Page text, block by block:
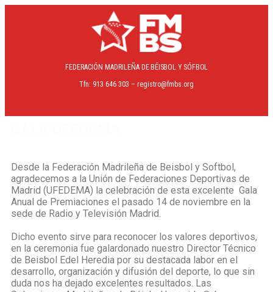
FEDERACIÓN MADRILEÑA DE BÉISBOL Y SÓFBOL
Tfn: 913 646 303 – registro@fmbs.org
Desde la Federación Madrileña de Beisbol y Softbol,
agradecemos a la Unión de Federaciones Deportivas de
Madrid (UFEDEMA) la celebración de esta excelente Gala
Anual de Premiaciones el pasado 14 de noviembre en la
sede de Radio y Televisión Madrid.
Dicho evento sirve para reconocer los valores deportivos,
en la ceremonia fue galardonado nuestro Director Técnico
de Beisbol Edel Heredia por su destacada labor en el
desarrollo, organización y difusión del deporte, lo que sin
duda nos ha dejado excelentes resultados. Las